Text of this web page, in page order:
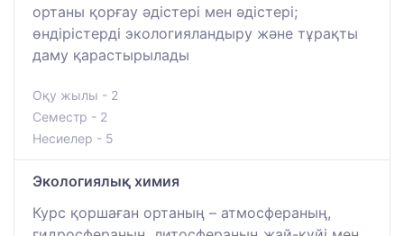
ортаны қорғау әдістері мен әдістері;
өндірістерді экологияландыру және тұрақты
даму қарастырылады
Оқу жылы - 2
Семестр - 2
Несиелер - 5
Экологиялық химия
Курс қоршаған ортаның – атмосфераның,